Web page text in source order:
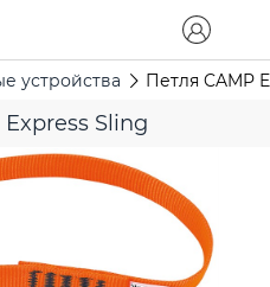
устройства Петля CAMP
Sling